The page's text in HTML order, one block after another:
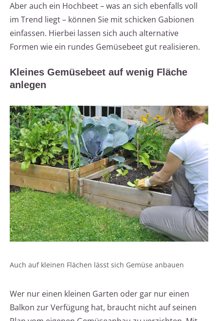
Aber auch ein Hochbeet – was an sich ebenfalls voll
im Trend liegt – können Sie mit schicken Gabionen
einfassen. Hierbei lassen sich auch alternative
Formen wie ein rundes Gemüsebeet gut realisieren.
Kleines Gemüsebeet auf wenig Fläche
anlegen
Auch auf kleinen Flächen lässt sich Gemüse anbauen
Wer nur einen kleinen Garten oder gar nur einen
Balkon zur Verfügung hat, braucht nicht auf seinen